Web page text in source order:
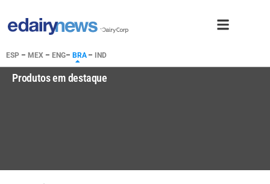
ESP – MEX – ENG– BRA– IND
Produtos em destaque